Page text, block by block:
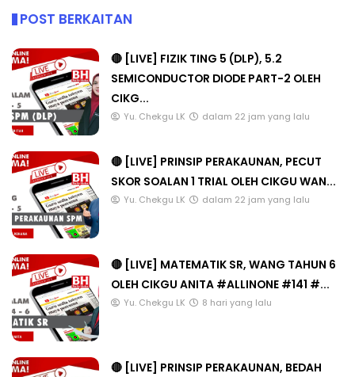
POST BERKAITAN
🔴 [LIVE] FIZIK TING 5 (DLP), 5.2
SEMICONDUCTOR DIODE PART-2 OLEH
CIKG...
Yu. Chekgu LK dalam 22 jam yang lalu
🔴 [LIVE] PRINSIP PERAKAUNAN, PECUT
SKOR SOALAN 1 TRIAL OLEH CIKGU WAN...
Yu. Chekgu LK dalam 22 jam yang lalu
🔴 [LIVE] MATEMATIK SR, WANG TAHUN 6
OLEH CIKGU ANITA #ALLINONE #141 #...
Yu. Chekgu LK 8 hari yang lalu
🔴 [LIVE] PRINSIP PERAKAUNAN, BEDAH